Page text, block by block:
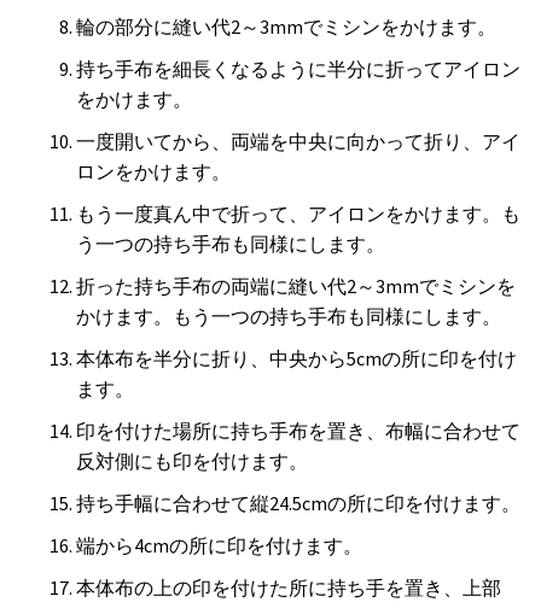
輪の部分に縫い代2～3mmでミシンをかけます。
持ち手布を細長くなるように半分に折ってアイロン
をかけます。
一度開いてから、両端を中央に向かって折り、アイ
ロンをかけます。
もう一度真ん中で折って、アイロンをかけます。も
う一つの持ち手布も同様にします。
折った持ち手布の両端に縫い代2～3mmでミシンを
かけます。もう一つの持ち手布も同様にします。
本体布を半分に折り、中央から5cmの所に印を付け
ます。
印を付けた場所に持ち手布を置き、布幅に合わせて
反対側にも印を付けます。
持ち手幅に合わせて縦24.5cmの所に印を付けます。
端から4cmの所に印を付けます。
本体布の上の印を付けた所に持ち手を置き、上部